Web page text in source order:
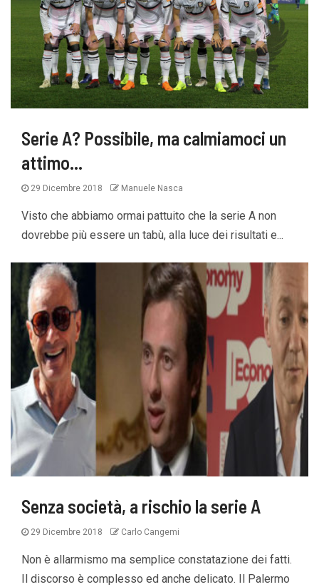
Serie A? Possibile, ma calmiamoci un
attimo…
29 Dicembre 2018 Manuele Nasca
Visto che abbiamo ormai pattuito che la serie A non
dovrebbe più essere un tabù, alla luce dei risultati e...
Senza società, a rischio la serie A
29 Dicembre 2018 Carlo Cangemi
Non è allarmismo ma semplice constatazione dei fatti.
Il discorso è complesso ed anche delicato. Il Palermo